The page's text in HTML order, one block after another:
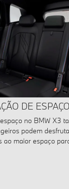
DE
no BMW X3
podem
ao maior espaço